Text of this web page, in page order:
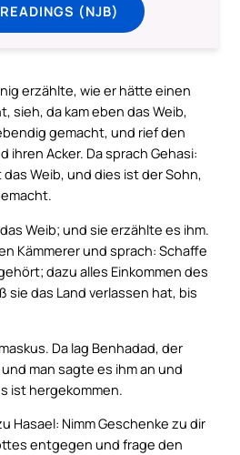
(NJB)
erzählte, wie er hätte einen
sieh, da kam eben das Weib,
gemacht, und rief den
ihren Acker. Da sprach Gehasi:
Weib, und dies ist der Sohn,
Weib; und sie erzählte es ihm.
Kämmerer und sprach: Schaffe
dazu alles Einkommen des
sie das Land verlassen hat, bis
Da lag Benhadad, der
man sagte es ihm an und
ist hergekommen.
Hasael: Nimm Geschenke zu dir
entgegen und frage den